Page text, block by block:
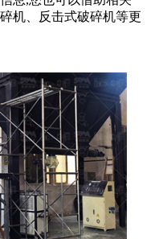
机、反击式破碎机等更